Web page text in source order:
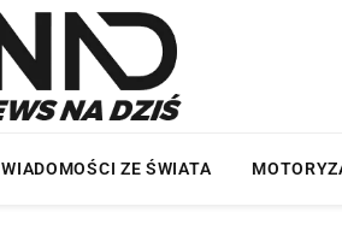
WIADOMOŚCI ZE ŚWIATA